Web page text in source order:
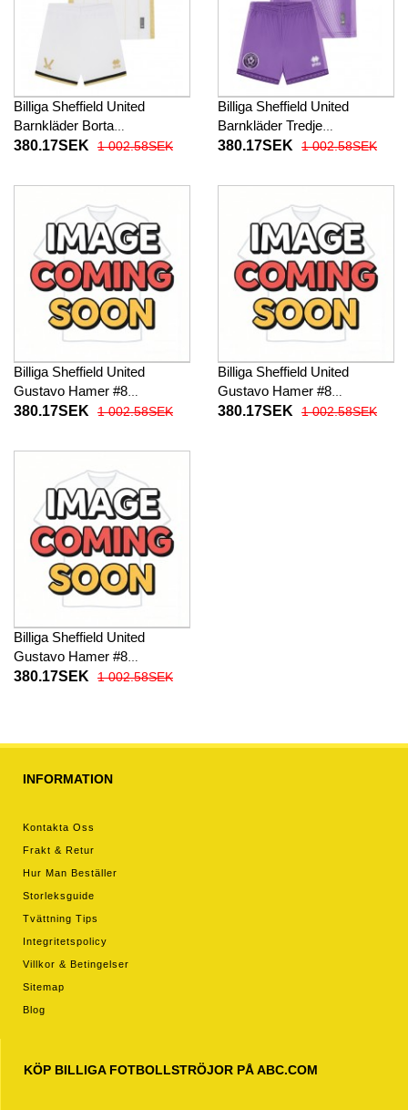
Billiga Sheffield United
Barnkläder Borta
fotbollskläder till baby 2025-
380.17SEK 1 002.58SEK
Billiga Sheffield United
Barnkläder Tredje
fotbollskläder till baby 2025-
380.17SEK 1 002.58SEK
Billiga Sheffield United
Gustavo Hamer #8
Barnkläder Hemma
26 Kortärmad (+ Korta byxor)
380.17SEK 1 002.58SEK
Billiga Sheffield United
Gustavo Hamer #8
Barnkläder Borta
380.17SEK 1 002.58SEK
Billiga Sheffield United
Gustavo Hamer #8
Barnkläder Tredje
380.17SEK 1 002.58SEK
INFORMATION
Kontakta Oss
Frakt & Retur
Hur Man Beställer
Storleksguide
Tvättning Tips
Integritetspolicy
Villkor & Betingelser
Sitemap
Blog
KÖP BILLIGA FOTBOLLSTRÖJOR PÅ ABC.COM